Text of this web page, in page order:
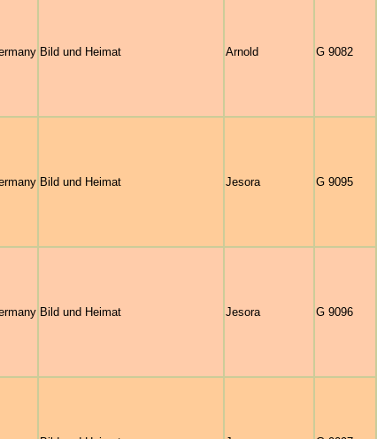
Bild und Heimat Arnold G 9082
Bild und Heimat Jesora G 9095
Bild und Heimat Jesora G 9096